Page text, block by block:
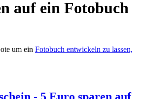
auf ein Fotobuch
um ein Fotobuch entwickeln zu lassen,